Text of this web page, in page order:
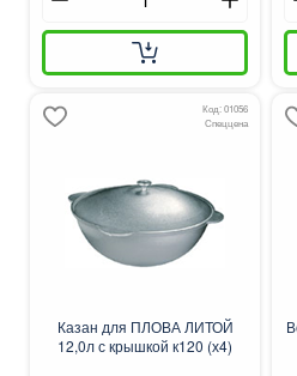
Код: 01056
Спеццена
Казан для ПЛОВА ЛИТОЙ
12,0л с крышкой к120 (х4)